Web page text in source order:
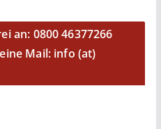
an: 0800 46377266
Mail: info (at)